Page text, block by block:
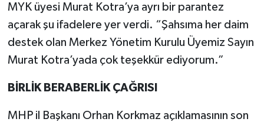
MYK üyesi Murat Kotra’ya ayrı bir parantez
açarak şu ifadelere yer verdi. “Şahsıma her daim
destek olan Merkez Yönetim Kurulu Üyemiz Sayın
Murat Kotra’yada çok teşekkür ediyorum.”
BİRLİK BERABERLİK ÇAĞRISI
MHP il Başkanı Orhan Korkmaz açıklamasının son